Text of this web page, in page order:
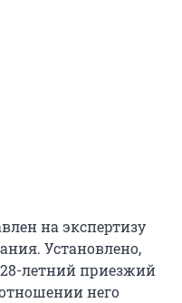
на экспертизу
Установлено,
летний приезжий
него